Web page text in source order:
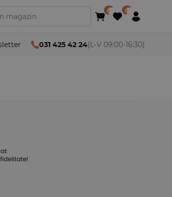
031 425 42 24(L-V 09:00-16:30)